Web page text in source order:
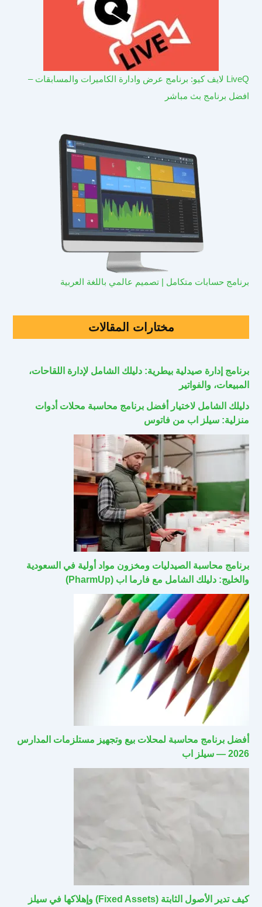
LiveQ لايف كيو: برنامج عرض وادارة الكاميرات والمسابقات –
افضل برنامج بث مباشر
برنامج حسابات متكامل | تصميم عالمي باللغة العربية
مختارات المقالات
برنامج إدارة صيدلية بيطرية: دليلك الشامل لإدارة اللقاحات،
المبيعات، والفواتير
دليلك الشامل لاختيار أفضل برنامج محاسبة محلات أدوات
منزلية: سيلز اب من فاتوس
برنامج محاسبة الصيدليات ومخزون مواد أولية في السعودية
والخليج: دليلك الشامل مع فارما اب (PharmUp)
أفضل برنامج محاسبة لمحلات بيع وتجهيز مستلزمات المدارس
2026 — سيلز اب
كيف تدير الأصول الثابتة (Fixed Assets) وإهلاكها في سيلز